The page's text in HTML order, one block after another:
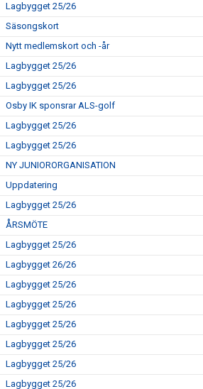
Lagbygget 25/26
Säsongskort
Nytt medlemskort och -år
Lagbygget 25/26
Lagbygget 25/26
Osby IK sponsrar ALS-golf
Lagbygget 25/26
Lagbygget 25/26
NY JUNIORORGANISATION
Uppdatering
Lagbygget 25/26
ÅRSMÖTE
Lagbygget 25/26
Lagbygget 26/26
Lagbygget 25/26
Lagbygget 25/26
Lagbygget 25/26
Lagbygget 25/26
Lagbygget 25/26
Lagbygget 25/26